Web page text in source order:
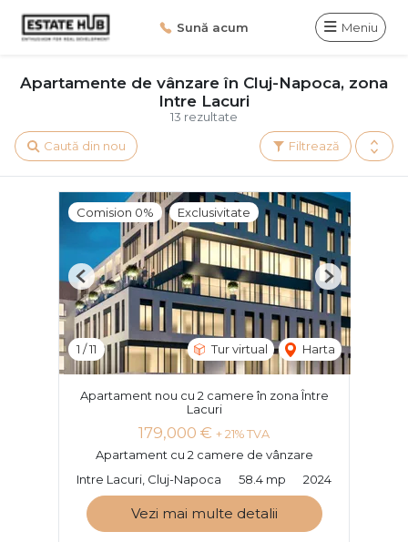
Sună acum Meniu
13 rezultate
Apartamente de vânzare în Cluj-Napoca, zona
Intre Lacuri
Filtrează
Caută din nou
Comision 0% Exclusivitate
1 /11 Tur virtual Harta
Previous Next
Apartament nou cu 2 camere în zona Între
Lacuri
179,000 € + 21% TVA
Apartament cu 2 camere de vânzare
Intre Lacuri, Cluj-Napoca
58.4 mp 2024
Vezi mai multe detalii